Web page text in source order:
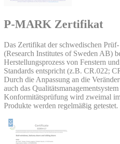
P-MARK Zertifikat
Das Zertifikat der schwedischen
(Research Institutes of Sweden AB)
Herstellungsprozess von Fenstern
Standards entspricht (z.B. CR.022;
Durch die Anpassung an die
auch das
Konformitätsprüfung wird zweimal
Produkte werden regelmäßig getestet.